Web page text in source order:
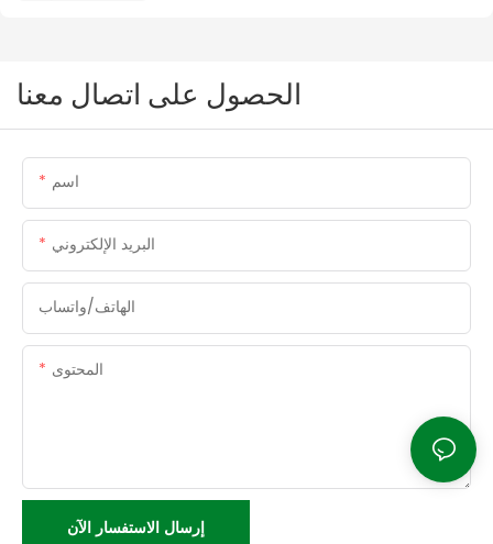
الحصول على اتصال معنا
اسم
البريد الإلكتروني
الهاتف/واتساب
المحتوى
إرسال الاستفسار الآن